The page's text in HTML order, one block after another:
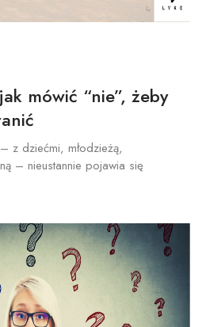
mówić “nie”, żeby
z dziećmi, młodzieżą,
– nieustannie pojawia się